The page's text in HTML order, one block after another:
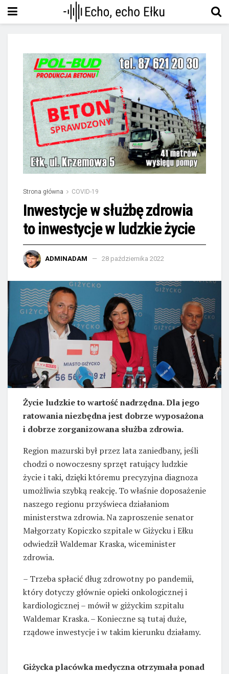
Strona główna COVID-19
Inwestycje w służbę zdrowia
to inwestycje w ludzkie życie
ADMINADAM 28 października 2022
Życie ludzkie to wartość nadrzędna. Dla jego
ratowania niezbędna jest dobrze wyposażona
i dobrze zorganizowana służba zdrowia.
Region mazurski był przez lata zaniedbany, jeśli
chodzi o nowoczesny sprzęt ratujący ludzkie
życie i taki, dzięki któremu precyzyjna diagnoza
umożliwia szybką reakcję. To właśnie doposażenie
naszego regionu przyświeca działaniom
ministerstwa zdrowia. Na zaproszenie senator
Małgorzaty Kopiczko szpitale w Giżycku i Ełku
odwiedził Waldemar Kraska, wiceminister
zdrowia.
– Trzeba spłacić dług zdrowotny po pandemii,
który dotyczy głównie opieki onkologicznej i
kardiologicznej – mówił w giżyckim szpitalu
Waldemar Kraska. – Konieczne są tutaj duże,
rządowe inwestycje i w takim kierunku działamy.
Giżycka placówka medyczna otrzymała ponad